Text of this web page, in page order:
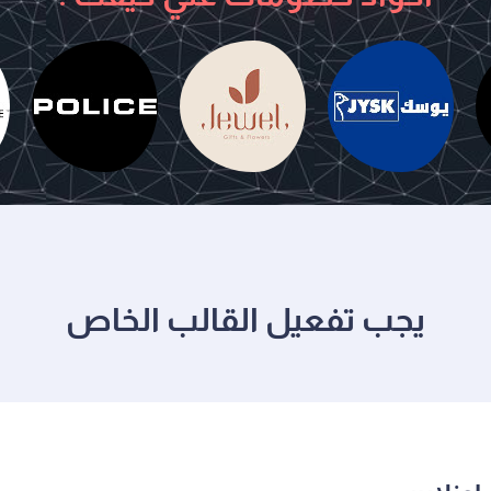
يجب تفعيل القالب الخاص